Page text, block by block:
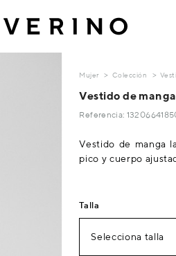
Mujer Colección
Vestido de
Referencia:
Vestido de manga
pico y cuerpo
Talla
Selecciona talla